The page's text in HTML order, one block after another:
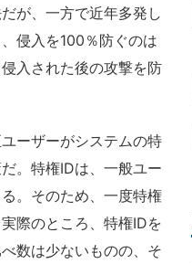
が、一方で近年多発し
侵入を100％防ぐのは
入された後の攻撃を防
ーザーがシステムの特
。特権IDは、一般ユー
。そのため、一度特権
際のところ、特権IDを
数は少ないものの、そ